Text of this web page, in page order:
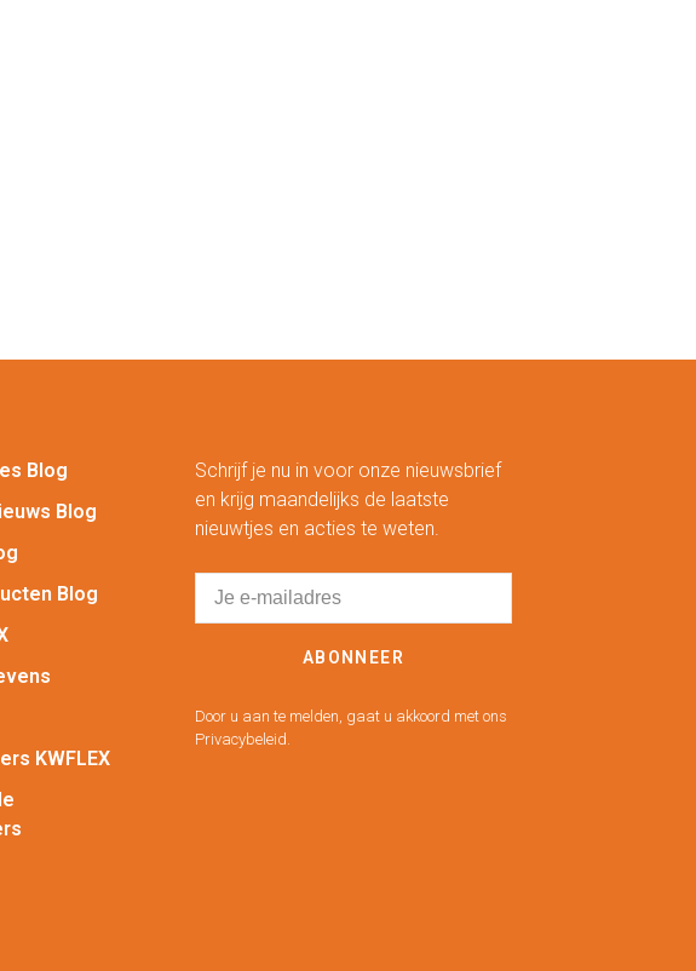
Blog
Blog
Blog
KWFLEX
Schrijf je nu in voor onze nieuwsbrief
en krijg maandelijks de laatste
nieuwtjes en acties te weten.
ABONNEER
Door u aan te melden, gaat u akkoord met ons
Privacybeleid.